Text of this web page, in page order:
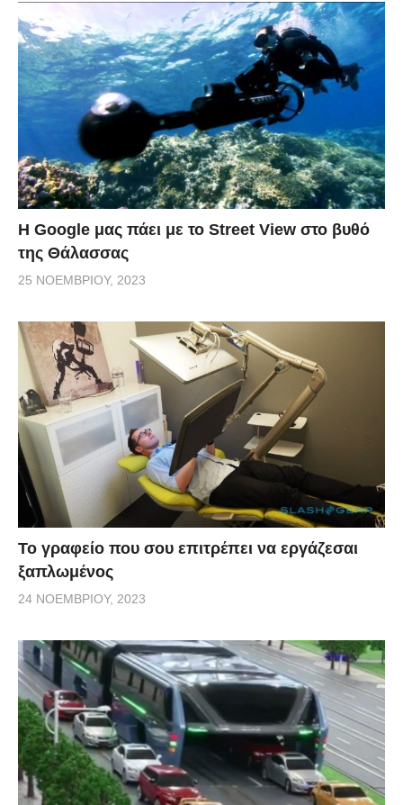
H Google μας πάει με το Street View στο βυθό
της Θάλασσας
25 ΝΟΕΜΒΡΊΟΥ, 2023
Το γραφείο που σου επιτρέπει να εργάζεσαι
ξαπλωμένος
24 ΝΟΕΜΒΡΊΟΥ, 2023